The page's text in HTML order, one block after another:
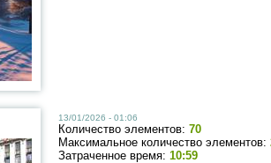
13/01/2026 - 01:06
Количество элементов: 70
Максимальное количество элементов:
Затраченное время: 10:59